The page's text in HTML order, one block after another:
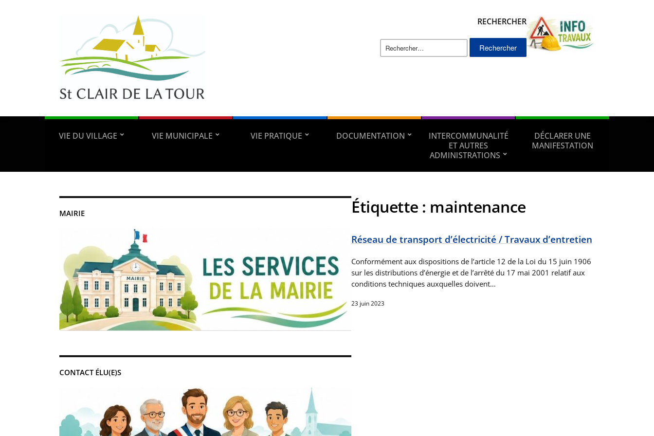
RECHERCHER
Rechercher :
VIE DU VILLAGE VIE MUNICIPALE VIE PRATIQUE DOCUMENTATION
INTERCOMMUNALITÉ
ET AUTRES
ADMINISTRATIONS
DÉCLARER UNE
MANIFESTATION
MAIRIE
CONTACT ÉLU(E)S
Étiquette : maintenance
Réseau de transport d’électricité / Travaux d’entretien
Conformément aux dispositions de l’article 12 de la Loi du 15 juin 1906
sur les distributions d’énergie et de l’arrêté du 17 mai 2001 relatif aux
conditions techniques auxquelles doivent…
23 juin 2023